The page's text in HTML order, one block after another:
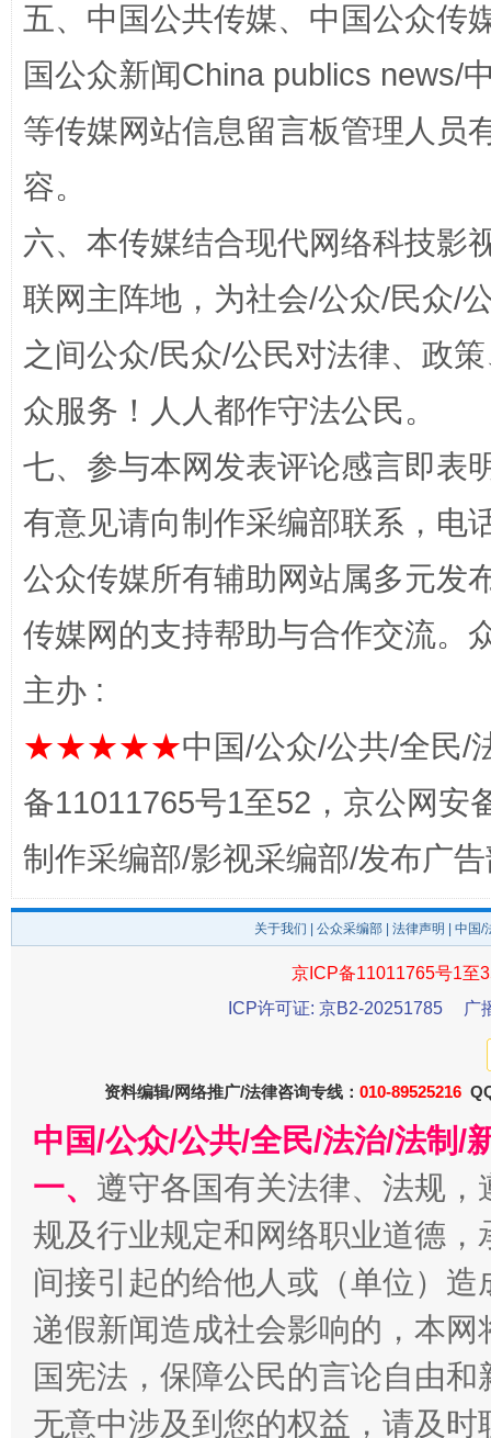
东山县通报“牛蛙产品抗生素超标问题”
从幼
五、中国公共传媒、中国公众传
国公众新闻China publics news/
等传媒网站信息留言板管理人员
容。
六、本传媒结合现代网络科技影
联网主阵地，为社会/公众/民众/
之间公众/民众/公民对法律、政
众服务！人人都作守法公民。
七、参与本网发表评论感言即表
有意见请向制作采编部联系，电
公众传媒所有辅助网站属多元发
传媒网的支持帮助与合作交流。
主办 :
★★★★★中国/公众/公共/全民/
备11011765号1至52，京公网安
制作采编部/影视采编部/发布广
关于我们 公众采编部 法律声明 | 中国
京ICP备11011765号1至
ICP许可证: 京B2-20251785
广
资料编辑/网络推广/法律咨询专线： 010-89525216
中国/公众/公共/全民/法治/法制/
一、 遵守各国有关法律、法规
规及行业规定和网络职业道德
间接引起的给他人或（单位）
递假新闻造成社会影响的，本
国宪法，保障公民的言论自由
无意中涉及到您的权益，请及